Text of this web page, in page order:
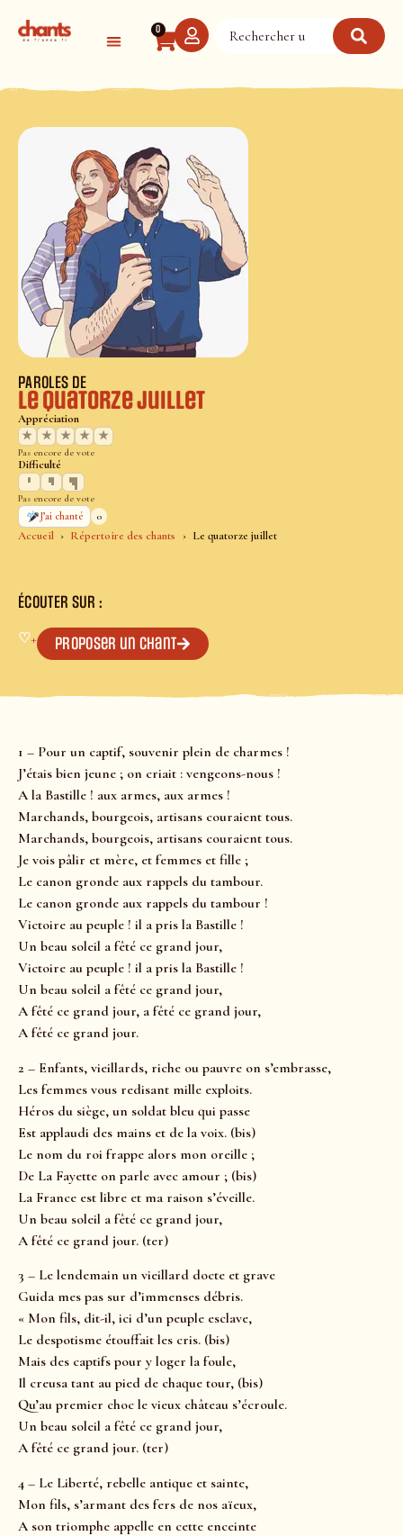
0
Accueil Répertoire des chants Le quatorze juillet
PAROLES DE
Le quatorze juillet
Appréciation
★
★ ★ ★ ★
Pas encore de vote
Difficulté
Pas encore de vote
J’ai chanté
0
ÉCOUTER SUR :
♡+ Proposer un chant
1 – Pour un captif, souvenir plein de charmes !
J’étais bien jeune ; on criait : vengeons-nous !
A la Bastille ! aux armes, aux armes !
Marchands, bourgeois, artisans couraient tous.
Marchands, bourgeois, artisans couraient tous.
Je vois pâlir et mère, et femmes et fille ;
Le canon gronde aux rappels du tambour.
Le canon gronde aux rappels du tambour !
Victoire au peuple ! il a pris la Bastille !
Un beau soleil a fêté ce grand jour,
Victoire au peuple ! il a pris la Bastille !
Un beau soleil a fêté ce grand jour,
A fêté ce grand jour, a fêté ce grand jour,
A fêté ce grand jour.
2 – Enfants, vieillards, riche ou pauvre on s’embrasse,
Les femmes vous redisant mille exploits.
Héros du siège, un soldat bleu qui passe
Est applaudi des mains et de la voix. (bis)
Le nom du roi frappe alors mon oreille ;
De La Fayette on parle avec amour ; (bis)
La France est libre et ma raison s’éveille.
Un beau soleil a fêté ce grand jour,
A fêté ce grand jour. (ter)
3 – Le lendemain un vieillard docte et grave
Guida mes pas sur d’immenses débris.
« Mon fils, dit-il, ici d’un peuple esclave,
Le despotisme étouffait les cris. (bis)
Mais des captifs pour y loger la foule,
Il creusa tant au pied de chaque tour, (bis)
Qu’au premier choc le vieux château s’écroule.
Un beau soleil a fêté ce grand jour,
A fêté ce grand jour. (ter)
4 – Le Liberté, rebelle antique et sainte,
Mon fils, s’armant des fers de nos aïeux,
A son triomphe appelle en cette enceinte